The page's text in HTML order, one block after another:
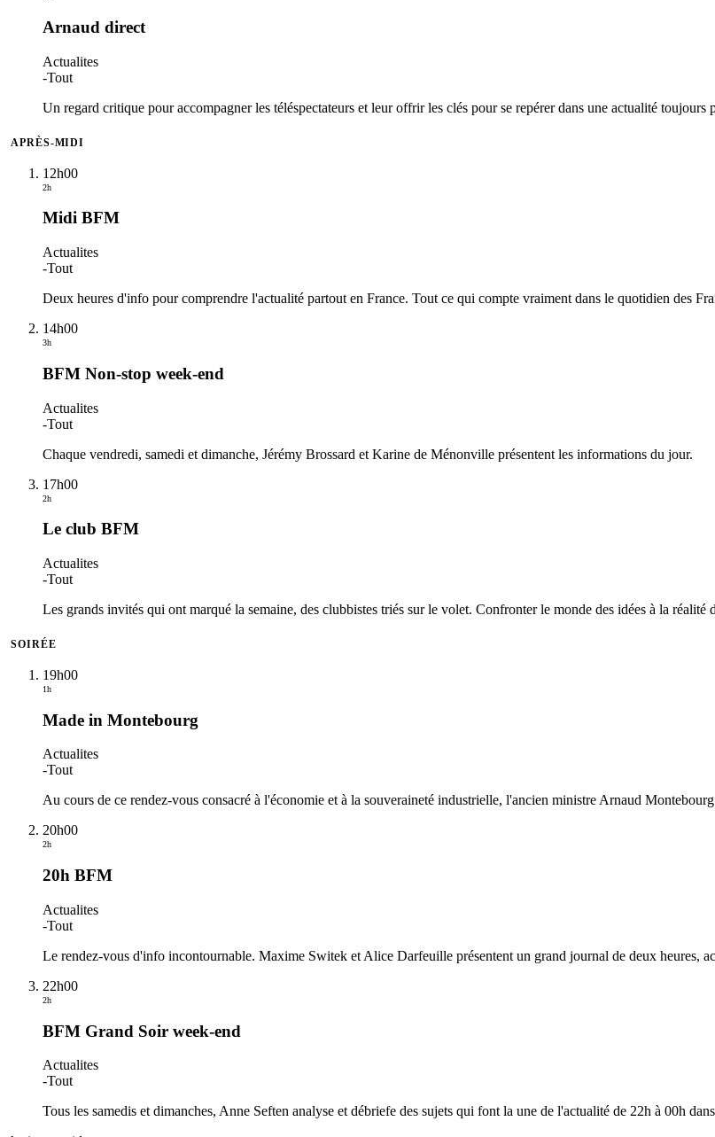
Arnaud direct
Actualites
-Tout
Un regard critique pour accompagner les téléspectateurs et leur offrir les clés pour se repérer dans une actualité toujours
APRÈS-MIDI
12h00
2h
Midi BFM
Actualites
-Tout
Deux heures d'info pour comprendre l'actualité partout en France. Tout ce qui compte vraiment dans le quotidien des
14h00
3h
BFM Non-stop week-end
Actualites
-Tout
Chaque vendredi, samedi et dimanche, Jérémy Brossard et Karine de Ménonville présentent les informations du jour.
17h00
2h
Le club BFM
Actualites
-Tout
Les grands invités qui ont marqué la semaine, des clubbistes triés sur le volet. Confronter le monde des idées à la réalité
SOIRÉE
19h00
1h
Made in Montebourg
Actualites
-Tout
Au cours de ce rendez-vous consacré à l'économie et à la souveraineté industrielle, l'ancien ministre Arnaud
20h00
2h
20h BFM
Actualites
-Tout
Le rendez-vous d'info incontournable. Maxime Switek et Alice Darfeuille présentent un grand journal de deux heures,
22h00
2h
BFM Grand Soir week-end
Actualites
-Tout
Tous les samedis et dimanches, Anne Seften analyse et débriefe des sujets qui font la une de l'actualité de 22h à 00h